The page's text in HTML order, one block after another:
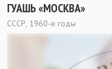
ГУАШЬ «МОСКВА»
СССР, 1960-е годы